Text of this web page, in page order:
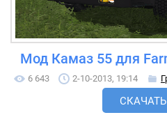
Мод Камаз 55 для
6 643 2-10-2013, 19:14